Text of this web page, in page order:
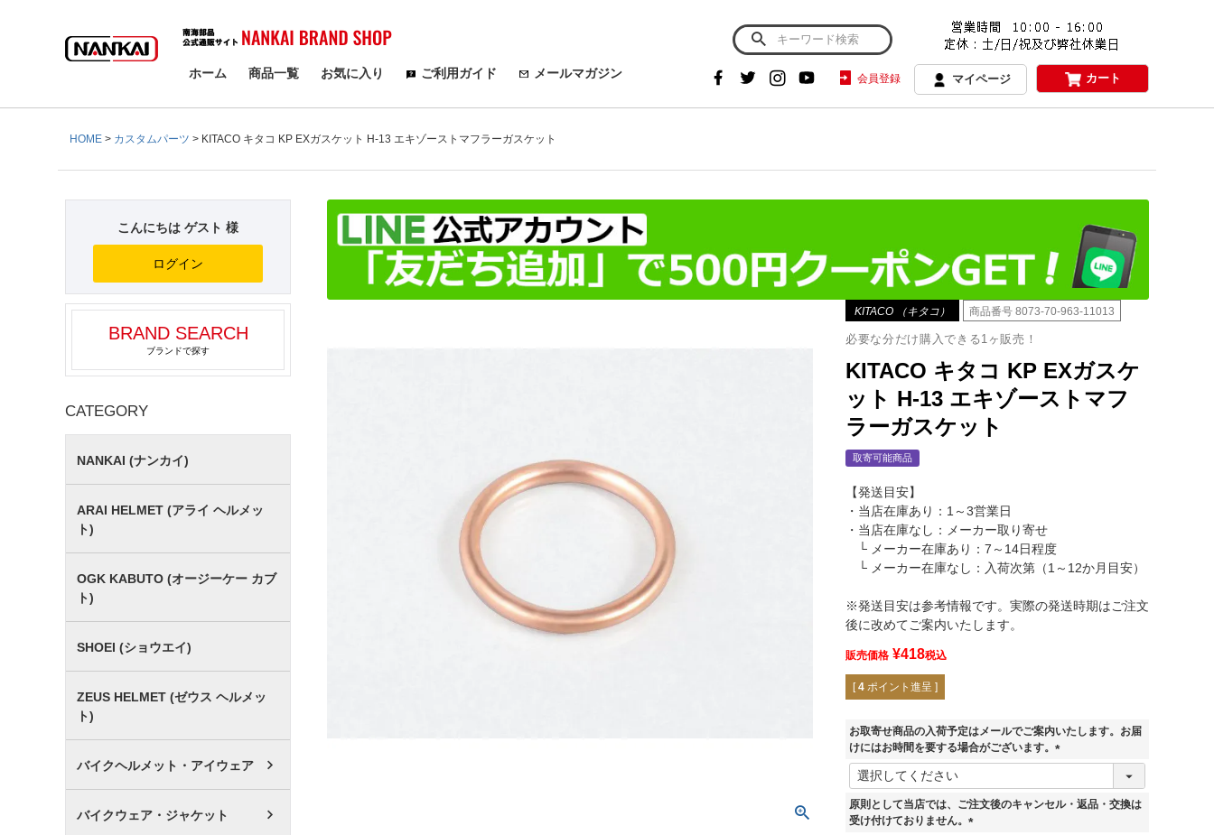
検索
ホーム 商品一覧 お気に入り ご利用ガイド メールマガジン 会員登録 マイページ カート
HOME カスタムパーツ KITACO キタコ KP EXガスケット H-13 エキゾーストマフラーガスケット
こんにちは ゲスト 様
ログイン
BRAND SEARCH
ブランドで探す
CATEGORY
NANKAI (ナンカイ)
ARAI HELMET (アライ ヘルメッ
ト)
OGK KABUTO (オージーケー カブ
ト)
SHOEI (ショウエイ)
ZEUS HELMET (ゼウス ヘルメッ
ト)
バイクヘルメット・アイウェア
バイクウェア・ジャケット
KITACO （キタコ） 商品番号 8073-70-963-11013
必要な分だけ購入できる1ヶ販売！
KITACO キタコ KP EXガスケ
ット H-13 エキゾーストマフ
ラーガスケット
取寄可能商品
【発送目安】
・当店在庫あり：1～3営業日
・当店在庫なし：メーカー取り寄せ
└ メーカー在庫あり：7～14日程度
└ メーカー在庫なし：入荷次第（1～12か月目安）
※発送目安は参考情報です。実際の発送時期はご注文
後に改めてご案内いたします。
販売価格 ¥418税込
[ 4 ポイント進呈 ]
お取寄せ商品の入荷予定はメールでご案内いたします。お届
けにはお時間を要する場合がございます。
(
須
原則として当店では、ご注文後のキャンセル・返品・交換は
受け付けておりません。